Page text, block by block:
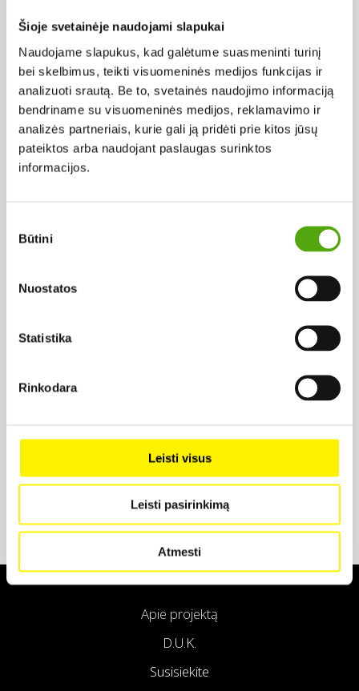
Šioje svetainėje naudojami slapukai
Naudojame slapukus, kad galėtume suasmeninti turinį
bei skelbimus, teikti visuomeninės medijos funkcijas ir
analizuoti srautą. Be to, svetainės naudojimo informaciją
bendriname su visuomeninės medijos, reklamavimo ir
analizės partneriais, kurie gali ją pridėti prie kitos jūsų
pateiktos arba naudojant paslaugas surinktos
informacijos.
pasirinkimas
Būtini
Nuostatos
Statistika
Rinkodara
Leisti visus
Leisti pasirinkimą
Atmesti
Pagal abėcėlę:
Rezultatų nerasta...
Apie projektą
D.U.K.
Susisiekite